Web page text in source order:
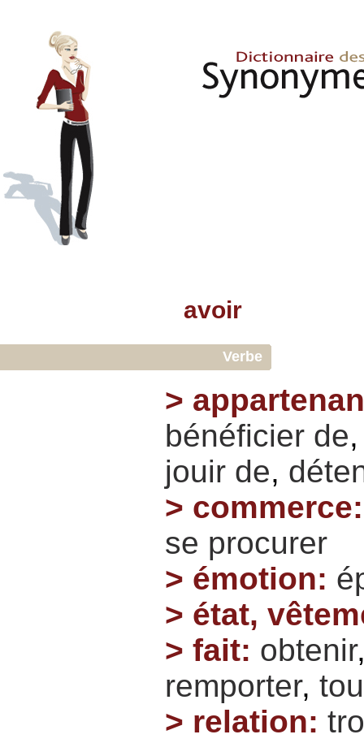
avoir
Verbe
>
bénéficier de
jouir de,
> commerce
se procurer
> émotion:
> état,
> fait: obtenir
remporter,
> relation: